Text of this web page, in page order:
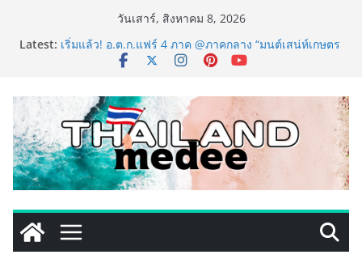
วันเสาร์, สิงหาคม 8, 2026
Latest: เริ่มแล้ว! อ.ต.ก.แฟร์ 4 ภาค @ภาคกลาง “มนต์เสน่ห์เกษตร
ไทย สู่ใจกลางมหานคร” ชวนชิม ช้อป สินค้าเกษตร
ททท. ประกาศความสำเร็จ Village to the World Season
5 ผนึก 9 พันธมิตร ขับเคลื่อน ESG Tourism สืบสานพระ
ราชปณิธาน สร้างคุณค่าการท่องเที่ยวไทยอย่างยั่งยืน
เหิงลี่ แมนูแฟคเจอริ่ง เทคโนโลยี (ไทยแลนด์) เปิดโรงงาน
แห่งใหม่ในชลบุรี เดินหน้าขยายฐานการผลิตสู่เอเชียตะวัน
ออกเฉียงใต้ เสริมแกร่งยุทธศาสตร์ระดับโลก
TECNO ประกาศทรานส์ฟอร์มจากเกมมิ่งโฟน สู่ไลฟ์สไตล์
แฟชั่นไอเท็ม เสิร์ฟใหญ่ปักหมุดแลนมาร์คใหม่กลางสถานี
MRT วาง POVA 8 Series จุดเริ่มต้นครั้งสำคัญ
PIPPER STANDARD® เปิดตัวแชมพูอาบน้ำ และ โฟมอาบ
แห้งสัตว์เลี้ยง ชูนวัตกรรมพลังธรรมชาติ “Zero-Residue”